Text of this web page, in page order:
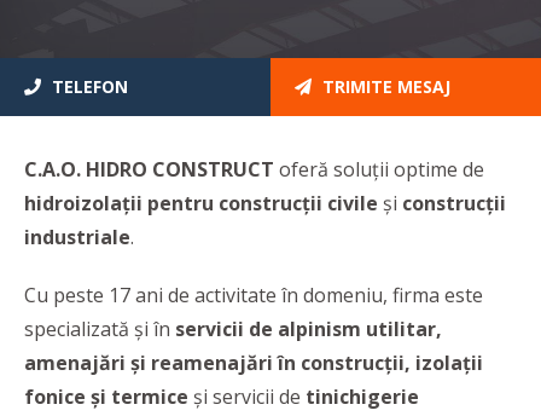
TELEFON TRIMITE MESAJ
C.A.O. HIDRO CONSTRUCT oferă soluții optime de
hidroizolații pentru construcții civile și construcții
industriale.
Cu peste 17 ani de activitate în domeniu, firma este
specializată și în servicii de alpinism utilitar,
amenajări și reamenajări în construcții, izolații
fonice și termice și servicii de tinichigerie